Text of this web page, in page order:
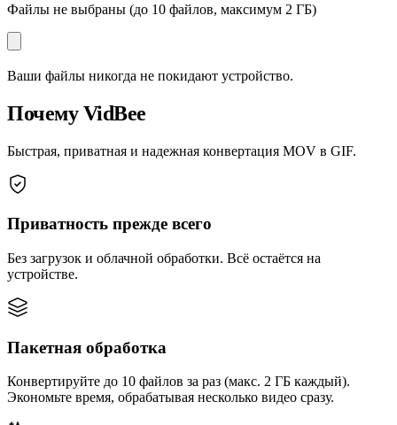
Файлы не выбраны (до 10 файлов, максимум 2 ГБ)
Ваши файлы никогда не покидают устройство.
Почему VidBee
Быстрая, приватная и надежная конвертация MOV в GIF.
Приватность прежде всего
Без загрузок и облачной обработки. Всё остаётся на
устройстве.
Пакетная обработка
Конвертируйте до 10 файлов за раз (макс. 2 ГБ каждый).
Экономьте время, обрабатывая несколько видео сразу.